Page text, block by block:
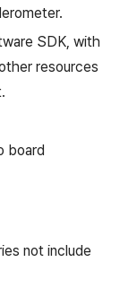
SDK, with
resources
board
not include